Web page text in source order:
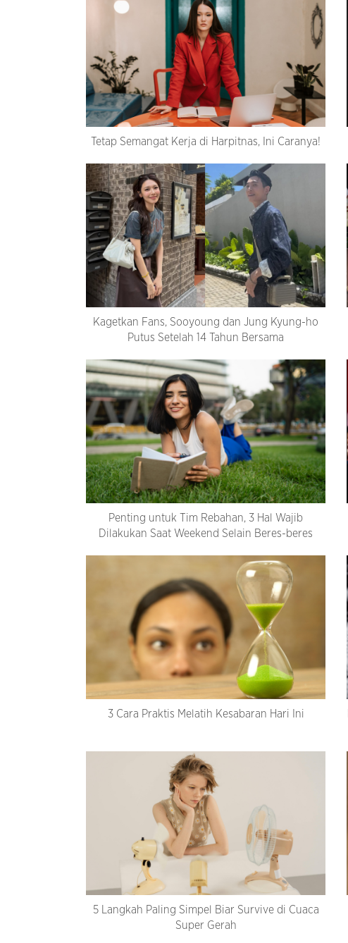
Tetap Semangat Kerja di Harpitnas, Ini Caranya!
Kagetkan Fans, Sooyoung dan Jung Kyung-ho
Putus Setelah 14 Tahun Bersama
Penting untuk Tim Rebahan, 3 Hal Wajib
Dilakukan Saat Weekend Selain Beres-beres
3 Cara Praktis Melatih Kesabaran Hari Ini
5 Langkah Paling Simpel Biar Survive di Cuaca
Super Gerah